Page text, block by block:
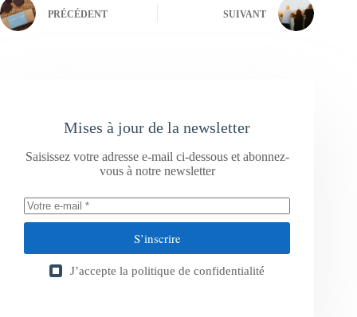
PRÉCÉDENT SUIVANT
Mises à jour de la newsletter
Saisissez votre adresse e-mail ci-dessous et abonnez-
vous à notre newsletter
S’inscrire
J’accepte la politique de confidentialité